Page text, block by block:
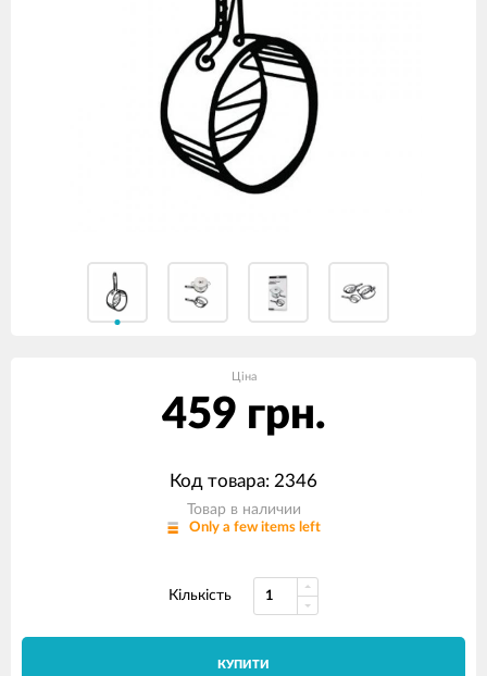
Ціна
459 грн.
Код товара: 2346
Товар в наличии
Only a few items left
Кількість
КУПИТИ